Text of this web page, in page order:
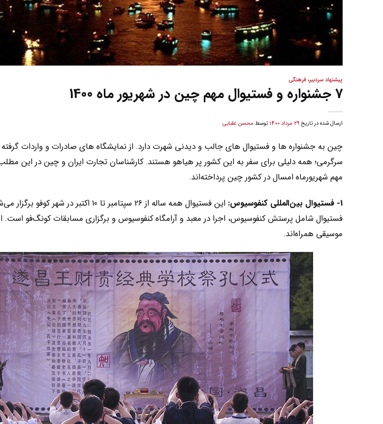
پیشنهاد سردبیر، فرهنگی
7 جشنواره و فستیوال‌ مهم چین در شهریور ماه 1400
ارسال شده در تاریخ29 مرداد 1400 توسط محسن عقبایی
چین به جشنواره ها و فستیوال های جالب و دیدنی شهرت دارد. از نمایشگاه های صادرات و واردات
سرگرمی؛ همه دلیلی برای سفر به این کشور پر هیاهو هستند. کارشناسان تجارت ایران و چین در این
مهم شهریورماه امسال در کشور چین پرداخته‌اند.
1- فستیوال بین‌المللی کنفوسیوس:
این فستیوال همه ساله از 26 سپتامبر تا 10 اکتبر
فستیوال شامل پرستش کنفوسیوس، اجرا در معبد و آرامگاه کنفوسیوس و برگزاری مسابقات کونگ‌فو است.
موسیقی همراه‌اند.